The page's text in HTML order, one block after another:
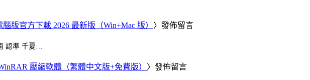
版官方下載 2026 最新版（Win+Mac 版） 〉發佈留言
認準 千夏…
壓縮軟體（繁體中文版+免費版） 〉發佈留言